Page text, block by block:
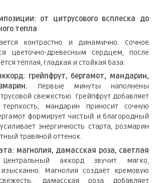
от цитрусового всплеска до
тепла
контрастно и динамично. Сочное
цветочно-древесным сердцем, после
тёплая, гладкая и стойкая база:
грейпфрут, бергамот, мандарин,
Первые минуты наполнены
свежестью. Грейпфрут добавляет
терпкость, мандарин приносит сочную
формирует чистый и благородный
энергичность старта, розмарин
травяной оттенок.
магнолия, дамасская роза, светлая
аккорд звучит мягко,
Магнолия создаёт кремовую
дамасская роза добавляет